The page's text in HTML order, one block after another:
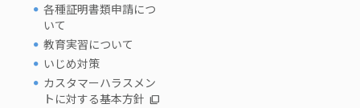
各種証明書類申請につ
いて
教育実習について
いじめ対策
カスタマーハラスメン
トに対する基本方針